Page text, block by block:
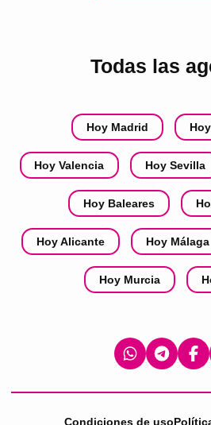
Todas las
Hoy Madrid
Hoy Valencia Hoy Sevilla
Hoy Baleares
Hoy Alicante Hoy Málaga
Hoy Murcia
Condiciones de uso